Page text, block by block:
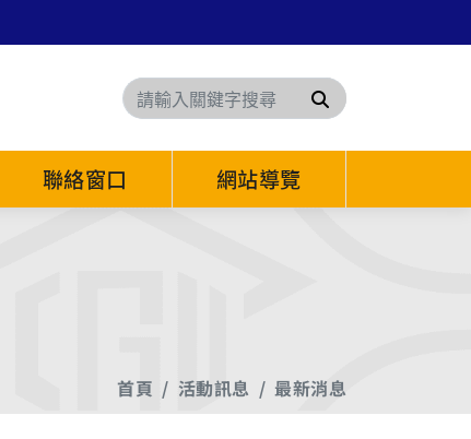
搜尋
聯絡窗口 網站導覽
首頁 活動訊息 最新消息